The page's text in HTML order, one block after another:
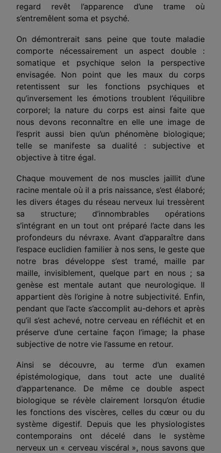
regard revêt l’apparence d’une trame où
s’entremêlent soma et psyché.
On démontrerait sans peine que toute maladie
comporte nécessairement un aspect double :
somatique et psychique selon la perspective
envisagée. Non point que les maux du corps
retentissent sur les fonctions psychiques et
qu’inversement les émotions troublent l’équilibre
corporel; la nature du corps est ainsi faite que
nous devons reconnaître en elle une image de
l’esprit aussi bien qu’un phénomène biologique;
telle se manifeste sa dualité : subjective et
objective à titre égal.
Chaque mouvement de nos muscles jaillit d’une
racine mentale où il a pris naissance, s’est élaboré;
les divers étages du réseau nerveux lui tressèrent
sa structure; d’innombrables opérations
s’intégrant en un tout ont préparé l’acte dans les
profondeurs du névraxe. Avant d’apparaître dans
l’espace euclidien familier à nos sens, le geste que
notre bras développe s’est tramé, maille par
maille, invisiblement, quelque part en nous ; sa
genèse est mentale autant que neurologique. Il
appartient dès l’origine à notre subjectivité. Enfin,
pendant que l’acte s’accomplit au-dehors et après
qu’il s’est achevé, notre cerveau en réfléchit et en
préserve d’une certaine façon l’image; la phase
subjective de notre vie l’assume en retour.
Ainsi se découvre, au terme d’un examen
épistémologique, dans tout acte une dualité
d’appartenance. De même ce double aspect
biologique se révèle clairement lorsqu’on étudie
les fonctions des viscères, celles du cœur ou du
système digestif. Depuis que les physiologistes
contemporains ont décelé dans le système
nerveux un « cerveau viscéral », nous savons que